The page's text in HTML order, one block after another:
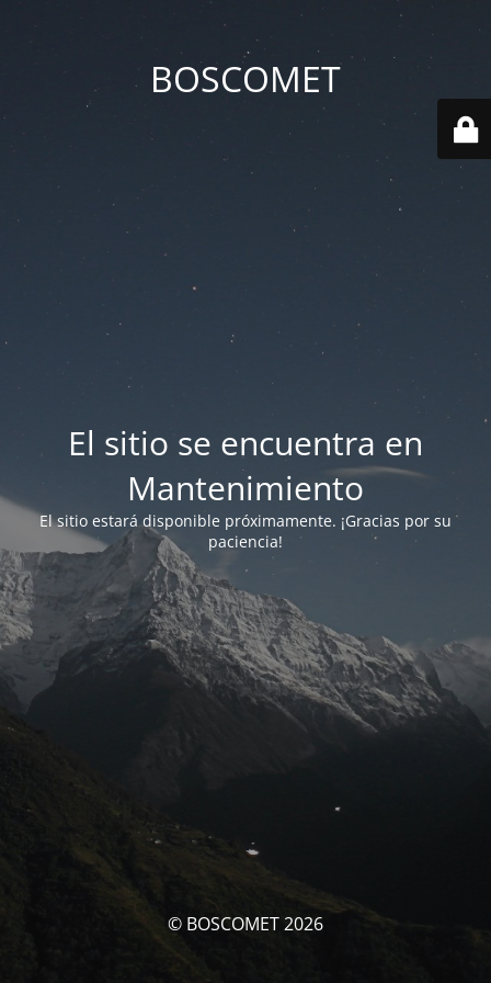
BOSCOMET
El sitio se encuentra en
Mantenimiento
El sitio estará disponible próximamente. ¡Gracias por su
paciencia!
© BOSCOMET 2026